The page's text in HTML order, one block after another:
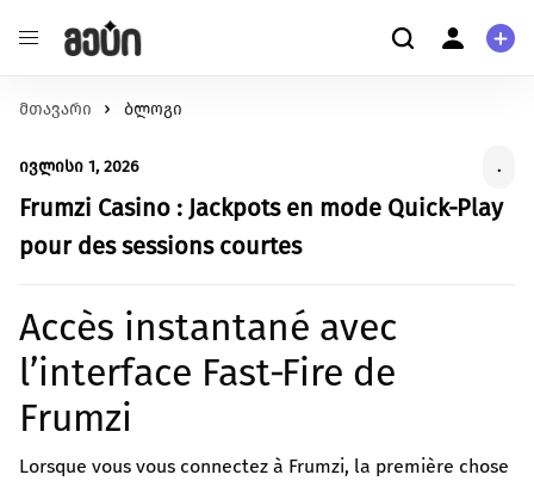
განათლება
ხელმისაწვდომობა
ჯანმრთელობა
შექმენი გარემო უკეთესი მენტალური და ფიზიკური
ჯანმრთელობისთვის.
იზრუნე დედამიწის მომავლზე და დაუჭირე მხარი
გარემოსდაცვით ინიციატივებს
სტარტაპი
გააძლიერე უნიკალური პროდუქტები და შექმენი
ცხოველებზე ზრუნვა
ჩვენ შესახებ
მომხმარებელი
კითხვა-პასუხი
პერსონალური ინფორმაცია
გაეცანი სახელმძღვანელოს ქრაუდფანდინგის
შესახებ
წაიკითხე მეტი
მთავარი ბლოგი
Frumzi Casino : Jackpots en mode Quick‑Play
pour des sessions courtes
ივლისი 1, 2026 .
Accès instantané avec
l’interface Fast‑Fire de
Frumzi
Lorsque vous vous connectez à Frumzi, la première chose